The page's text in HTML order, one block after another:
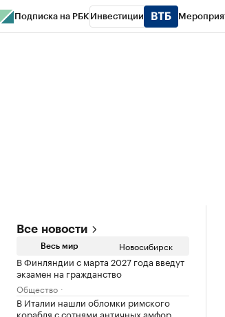
Подписка на РБК Инвестиции
Все новости
Весь мир Новосибирск
В Финляндии с марта 2027 года введут
экзамен на гражданство
Общество
В Италии нашли обломки римского
корабля с сотнями античных амфор.